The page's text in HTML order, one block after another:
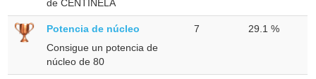
de CENTINELA
Potencia de núcleo
Consigue un potencia de
núcleo de 80
7 29.1 %